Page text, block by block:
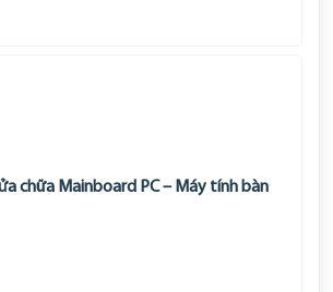
chữa Mainboard PC – Máy tính bàn